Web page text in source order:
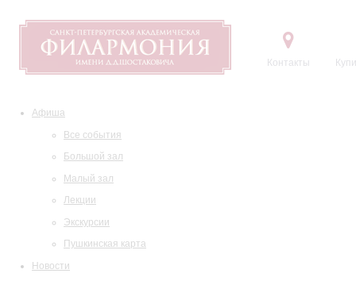
Контакты
Афиша
Все события
Большой зал
Малый зал
Лекции
Экскурсии
Пушкинская карта
Новости